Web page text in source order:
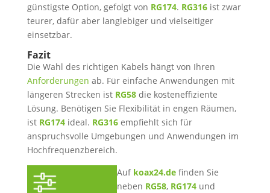
günstigste Option, gefolgt von RG174. RG316ist zwar
teurer, dafür aber langlebiger und vielseitiger
einsetzbar.
Fazit
Die Wahl des richtigen Kabels hängt von Ihren
Anforderungen ab. Für einfache Anwendungen mit
längeren Strecken ist RG58die kosteneffiziente
Lösung. Benötigen Sie Flexibilität in engen Räumen,
ist RG174ideal. RG316empfiehlt sich für
anspruchsvolle Umgebungen und Anwendungen im
Hochfrequenzbereich.
Auf koax24.definden Sie
neben RG58, RG174und